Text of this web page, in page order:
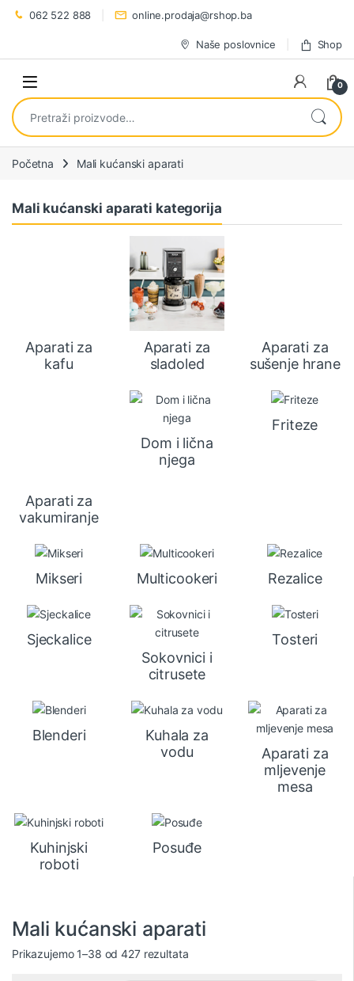
Preskoči na navigaciju
Preskoči na sadržaj
062 522 888 online.prodaja@rshop.ba
Naše poslovnice Shop
0
Pretraži:
Početna Mali kućanski aparati
Mali kućanski aparati kategorija
Aparati za
kafu
Aparati za
sladoled
Aparati za
sušenje hrane
Aparati za
vakumiranje
Dom i lična
njega
Friteze
Mikseri Multicookeri Rezalice
Sjeckalice
Sokovnici i
citrusete
Tosteri
Blenderi
Kuhala za
vodu
Aparati za
mljevenje
mesa
Kuhinjski
roboti
Posuđe
Mali kućanski aparati
Prikazujemo 1–38 od 427 rezultata